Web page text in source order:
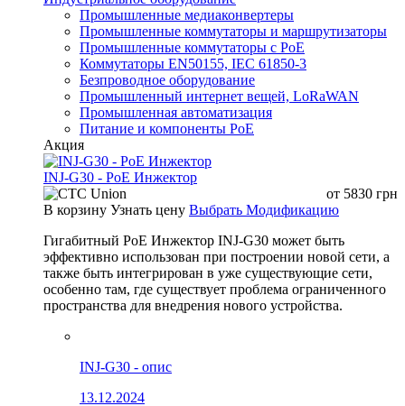
Промышленные медиаконвертеры
Промышленные коммутаторы и маршрутизаторы
Промышленные коммутаторы с PoE
Коммутаторы EN50155, IEC 61850-3
Безпроводное оборудование
Промышленный интернет вещей, LoRaWAN
Промышленная автоматизация
Питание и компоненты PoE
Акция
INJ-G30 - PoE Инжектор
от 5830 грн
В корзину Узнать цену Выбрать Модификацию
Гигабитный PoE Инжектор INJ-G30 может быть
эффективно использован при построении новой сети, а
также быть интегрирован в уже существующие сети,
особенно там, где существует проблема ограниченного
пространства для внедрения нового устройства.
INJ-G30 - опис
13.12.2024